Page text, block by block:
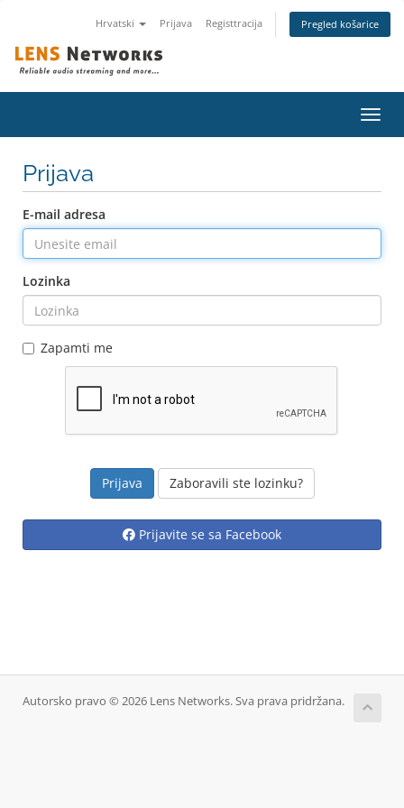
Hrvatski Prijava Registtracija Pregled košarice
Prijava
E-mail adresa
Lozinka
Zapamti me
Zaboravili ste lozinku?
Prijavite se sa Facebook
Autorsko pravo © 2026 Lens Networks. Sva prava pridržana.